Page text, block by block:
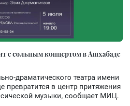
с сольным концертом в Ашхабаде
драматического театра имени
превратится в центр притяжения
музыки, сообщает МИЦ.